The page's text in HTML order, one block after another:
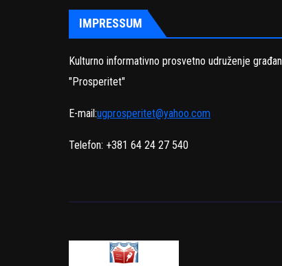
IMPRESSUM
Kulturno informativno prosvetno udruženje
"Prosperitet"
E-mail:ugprosperitet@yahoo.com
Telefon: +381 64 24 27 540